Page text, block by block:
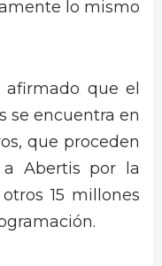
lo mismo
afirmado que el
se encuentra en
que proceden
Abertis por la
15 millones